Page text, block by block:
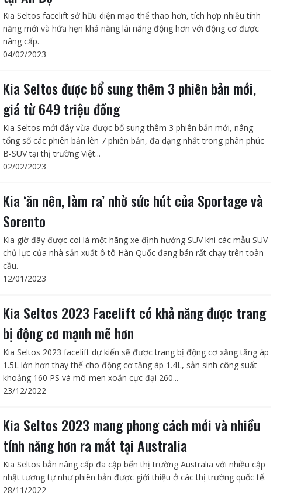
Kia Seltos facelift sở hữu diện mạo thể thao hơn, tích hợp nhiều tính
năng mới và hứa hẹn khả năng lái năng động hơn với động cơ được
nâng cấp.
04/02/2023
Kia Seltos được bổ sung thêm 3 phiên bản mới,
giá từ 649 triệu đồng
Kia Seltos mới đây vừa được bổ sung thêm 3 phiên bản mới, nâng
tổng số các phiên bản lên 7 phiên bản, đa dạng nhất trong phân phúc
B-SUV tại thị trường Việt...
02/02/2023
Kia ‘ăn nên, làm ra’ nhờ sức hút của Sportage và
Sorento
Kia giờ đây được coi là một hãng xe định hướng SUV khi các mẫu SUV
chủ lực của nhà sản xuất ô tô Hàn Quốc đang bán rất chạy trên toàn
cầu.
12/01/2023
Kia Seltos 2023 Facelift có khả năng được trang
bị động cơ mạnh mẽ hơn
Kia Seltos 2023 facelift dự kiến sẽ được trang bị động cơ xăng tăng áp
1.5L lớn hơn thay thế cho động cơ tăng áp 1.4L, sản sinh công suất
khoảng 160 PS và mô-men xoắn cực đại 260...
23/12/2022
Kia Seltos 2023 mang phong cách mới và nhiều
tính năng hơn ra mắt tại Australia
Kia Seltos bản nâng cấp đã cập bến thị trường Australia với nhiều cập
nhật tương tự như phiên bản được giới thiệu ở các thị trường quốc tế.
28/11/2022